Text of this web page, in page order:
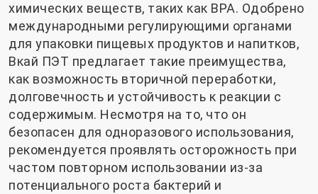
химических веществ, таких как BPA. Одобрено
международными регулирующими органами
для упаковки пищевых продуктов и напитков,
Вкай ПЭТ предлагает такие преимущества,
как возможность вторичной переработки,
долговечность и устойчивость к реакции с
содержимым. Несмотря на то, что он
безопасен для одноразового использования,
рекомендуется проявлять осторожность при
частом повторном использовании из-за
потенциального роста бактерий и